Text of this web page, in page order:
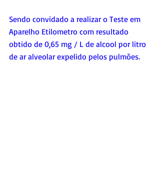
Sendo convidado a realizar o Teste em
Aparelho Etilometro com resultado
obtido de 0,65 mg / L de alcool por litro
de ar alveolar expelido pelos pulmões.